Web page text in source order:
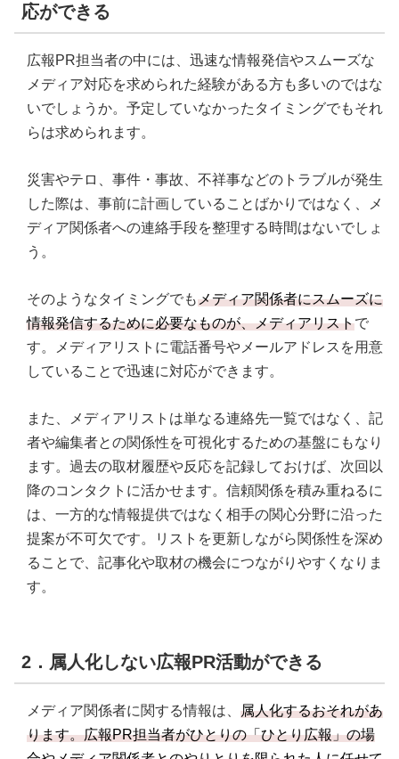
応ができる
広報PR担当者の中には、迅速な情報発信やスムーズな
メディア対応を求められた経験がある方も多いのではな
いでしょうか。予定していなかったタイミングでもそれ
らは求められます。
災害やテロ、事件・事故、不祥事などのトラブルが発生
した際は、事前に計画していることばかりではなく、メ
ディア関係者への連絡手段を整理する時間はないでしょ
う。
そのようなタイミングでもメディア関係者にスムーズに
情報発信するために必要なものが、メディアリストで
す。メディアリストに電話番号やメールアドレスを用意
していることで迅速に対応ができます。
また、メディアリストは単なる連絡先一覧ではなく、記
者や編集者との関係性を可視化するための基盤にもなり
ます。過去の取材履歴や反応を記録しておけば、次回以
降のコンタクトに活かせます。信頼関係を積み重ねるに
は、一方的な情報提供ではなく相手の関心分野に沿った
提案が不可欠です。リストを更新しながら関係性を深め
ることで、記事化や取材の機会につながりやすくなりま
す。
2．属人化しない広報PR活動ができる
メディア関係者に関する情報は、 属人化するおそれがあ
ります。広報PR担当者がひとりの「ひとり広報」の場